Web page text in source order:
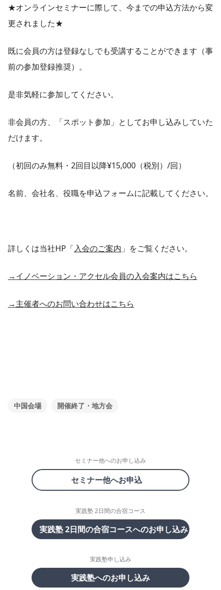
★オンラインセミナーに際して、今までの申込方法から変
更されました★
既に会員の方は登録なしでも受講することができます（事
前の参加登録推奨）。
是非気軽に参加してください。
非会員の方、「スポット参加」としてお申し込みしていた
だけます。
（初回のみ無料・2回目以降¥15,000（税別）/回）
名前、会社名、役職を申込フォームに記載してください。
詳しくは当社HP「入会のご案内 」をご覧ください。
→イノベーション・アクセル会員の入会案内はこちら
→主催者へのお問い合わせはこちら
中国会場 開催終了・地方会
セミナー他へのお申し込み
セミナー他へお申込
実践塾 2日間の合宿コース
実践塾 2日間の合宿コースへのお申し込み
実践塾申し込み
実践塾へのお申し込み